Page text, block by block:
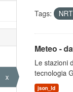
x
Tags: NRT
Meteo -
Le stazioni
tecnologia
json_ld